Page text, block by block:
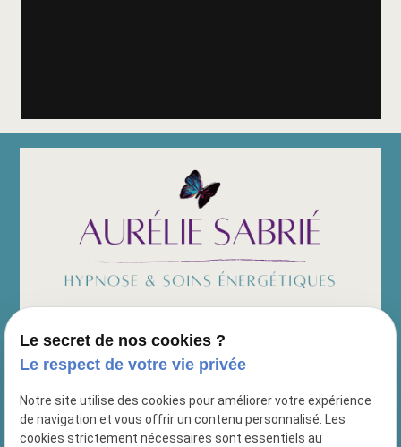
Siret :89478159000019
69 Chemin des prud'hommes
13010 MARSEILLE
Le secret de nos cookies ?
Le respect de votre vie privée
Notre site utilise des cookies pour améliorer votre expérience
de navigation et vous offrir un contenu personnalisé. Les
cookies strictement nécessaires sont essentiels au